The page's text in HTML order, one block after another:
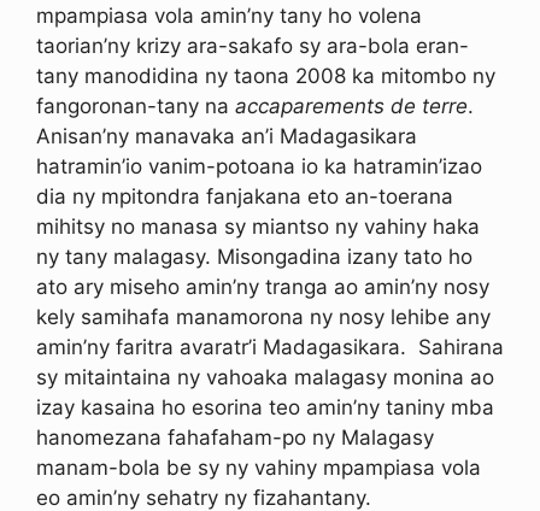
mpampiasa vola amin’ny tany ho volena
taorian’ny krizy ara-sakafo sy ara-bola eran-
tany manodidina ny taona 2008 ka mitombo ny
fangoronan-tany na accaparements de terre.
Anisan’ny manavaka an’i Madagasikara
hatramin’io vanim-potoana io ka hatramin’izao
dia ny mpitondra fanjakana eto an-toerana
mihitsy no manasa sy miantso ny vahiny haka
ny tany malagasy. Misongadina izany tato ho
ato ary miseho amin’ny tranga ao amin’ny nosy
kely samihafa manamorona ny nosy lehibe any
amin’ny faritra avaratr’i Madagasikara. Sahirana
sy mitaintaina ny vahoaka malagasy monina ao
izay kasaina ho esorina teo amin’ny taniny mba
hanomezana fahafaham-po ny Malagasy
manam-bola be sy ny vahiny mpampiasa vola
eo amin’ny sehatry ny fizahantany.